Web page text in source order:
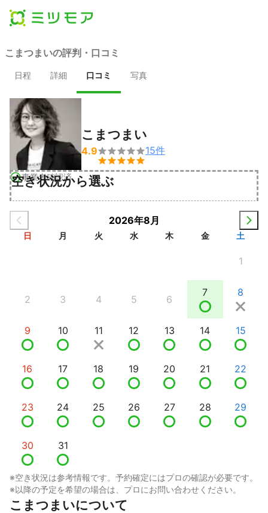
こまつまいの評判・口コミ
日程 詳細 口コミ 写真
事業者確認済
こまつまい
4.9

15件
空き状況から選ぶ
2026年8月
日 月 火 水 木 金 土
1
2 3 4 5 6
7 8
9 10 11 12 13 14 15
16 17 18 19 20 21 22
23 24 25 26 27 28 29
30 31
※空き状況は参考情報です。予約確定にはプロの確認が必要です。
※以降の予定を希望の場合は、プロにお問い合わせください。
こまつまいについて